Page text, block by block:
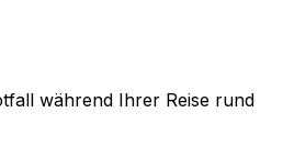
während Ihrer Reise rund